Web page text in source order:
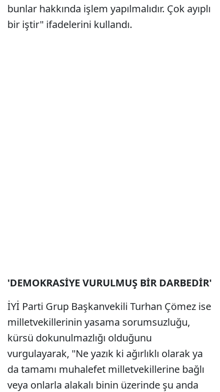
bunlar hakkında işlem yapılmalıdır. Çok ayıplı
bir iştir" ifadelerini kullandı.
'DEMOKRASİYE VURULMUŞ BİR DARBEDİR'
İYİ Parti Grup Başkanvekili Turhan Çömez ise
milletvekillerinin yasama sorumsuzluğu,
kürsü dokunulmazlığı olduğunu
vurgulayarak, "Ne yazık ki ağırlıklı olarak ya
da tamamı muhalefet milletvekillerine bağlı
veya onlarla alakalı binin üzerinde şu anda